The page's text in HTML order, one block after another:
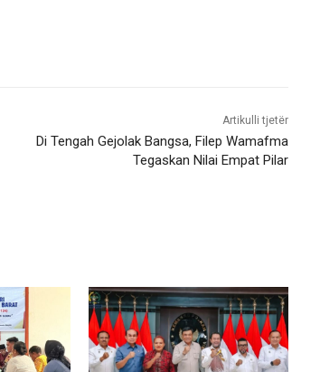
Artikulli tjetër
Di Tengah Gejolak Bangsa, Filep Wamafma
Tegaskan Nilai Empat Pilar